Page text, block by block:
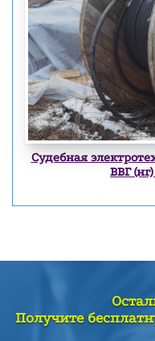
Судебная
ВВГ
Получите